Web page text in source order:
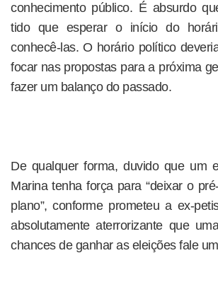
conhecimento público. É absurdo
tido que esperar o início do
conhecê-las. O horário político
focar nas propostas para a próxima
fazer um balanço do passado.
De qualquer forma, duvido que um
Marina tenha força para “deixar o
plano”, conforme prometeu a ex-
absolutamente aterrorizante que
chances de ganhar as eleições fale